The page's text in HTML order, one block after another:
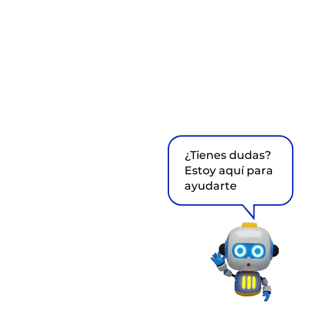
¿Tienes dudas?
Estoy aquí para
ayudarte